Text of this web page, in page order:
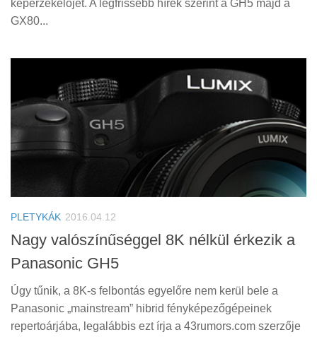
képérzékelőjét. A legfrissebb hírek szerint a GH5 majd a
GX80...
PLETYKÁK 2016.04.12
Nagy valószínűséggel 8K nélkül érkezik a
Panasonic GH5
Úgy tűnik, a 8K-s felbontás egyelőre nem kerül bele a
Panasonic „mainstream” hibrid fényképezőgépeinek
repertoárjába, legalábbis ezt írja a 43rumors.com szerzője